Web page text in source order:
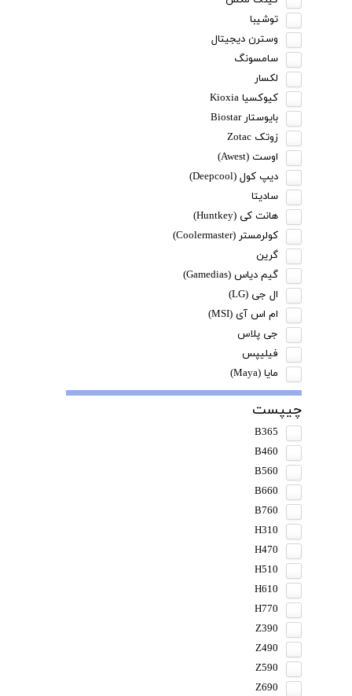
توشیبا
وسترن دیجیتال
سامسونگ
لکسار
کیوکسیا Kioxia
بایوستار Biostar
زوتک Zotac
اوست (Awest)
دیپ کول (Deepcool)
سادیتا
هانت کی (Huntkey)
کولرمستر (Coolermaster)
گرین
گیم دیاس (Gamedias)
ال جی (LG)
ام اس آی (MSI)
جی پلاس
فیلیپس
مایا (Maya)
چیپست
B365
B460
B560
B660
B760
H310
H470
H510
H610
H770
Z390
Z490
Z590
Z690